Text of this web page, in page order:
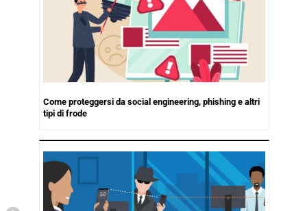
Come proteggersi da social engineering, phishing e altri
tipi di frode